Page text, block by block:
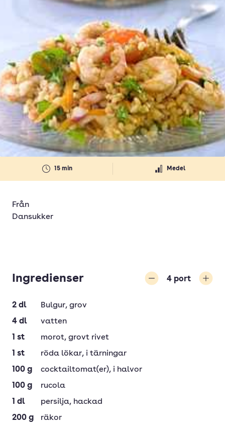
15 min Medel
Från
Dansukker
Ingredienser 4 port
2 dl Bulgur, grov
4 dl
vatten
1 st morot, grovt rivet
1 st röda lökar, i tärningar
100 g cocktailtomat(er), i halvor
100 g
rucola
1 dl persilja, hackad
200 g räkor